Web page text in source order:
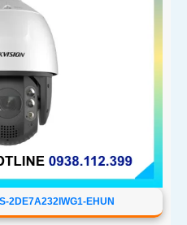
2DE7A232IWG1-EHUN